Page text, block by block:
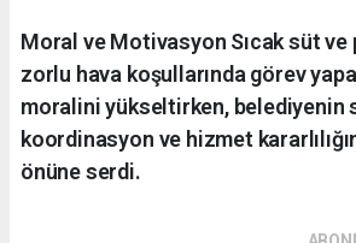
Moral ve Motivasyon Sıcak süt ve
zorlu hava koşullarında görev
moralini yükseltirken, belediyenin
koordinasyon ve hizmet
önüne serdi.